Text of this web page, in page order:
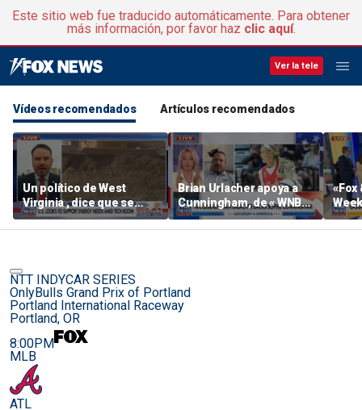
Este sitio web fue traducido automáticamente. Para obtener
más información, por favor haz clic aquí.
Ver la tele
Vídeos recomendados Artículos recomendados
Un político de West
Virginia , dice que se
avecina una «fiebre del
oro» en el sector minero
Brian Urlacher apoya a
Cunningham, de « WNBA
» ( Sophie ), frente a los
hombres biológicos en
«Fox
NTT INDYCAR SERIES
OnlyBulls Grand Prix of Portland
Portland International Raceway
Portland, OR
8:00PM
MLB
ATL